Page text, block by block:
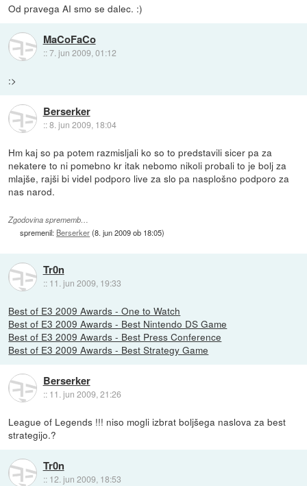
Od pravega AI smo se dalec. :)
MaCoFaCo
::7. jun 2009, 01:12
:>
Berserker
::8. jun 2009, 18:04
Hm kaj so pa potem razmisljali ko so to predstavili sicer pa za
nekatere to ni pomebno kr itak nebomo nikoli probali to je bolj za
mlajše, rajši bi videl podporo live za slo pa nasplošno podporo za
nas narod.
Zgodovina sprememb…
spremenil: Berserker(8. jun 2009 ob 18:05)
Tr0n
:: 11. jun 2009, 19:33
Best of E3 2009 Awards - One to Watch
Best of E3 2009 Awards - Best Nintendo DS Game
Best of E3 2009 Awards - Best Press Conference
Best of E3 2009 Awards - Best Strategy Game
Berserker
:: 11. jun 2009, 21:26
League of Legends !!! niso mogli izbrat boljšega naslova za best
strategijo.?
Tr0n
:: 12. jun 2009, 18:53